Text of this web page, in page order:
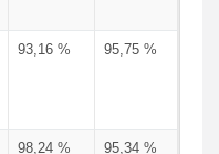
93,16 % 95,75 %
98,24 % 95,34 %